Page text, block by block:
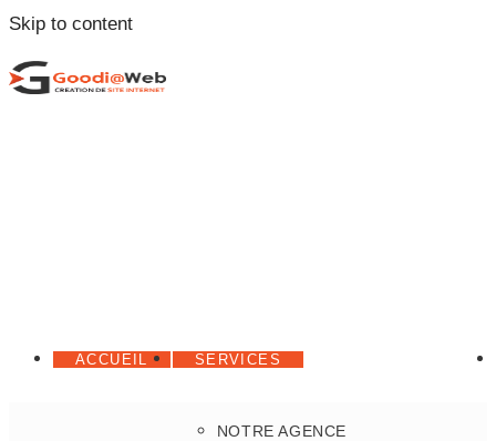
Skip to content
ACCUEIL SERVICES
NOTRE AGENCE